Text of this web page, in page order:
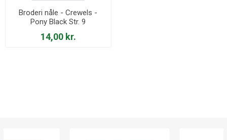
Broderi nåle - Crewels -
Pony Black Str. 9
14,00 kr.